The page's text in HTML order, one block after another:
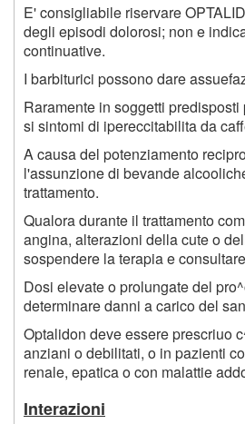
E' consigliabile riservare
degli episodi dolorosi; non e
continuative.
I barbiturici possono dare
Raramente in soggetti predisposti
si sintomi di ipereccitabilita da
A causa del potenziamento
l'assunzione di bevande
trattamento.
Qualora durante il trattamento
angina, alterazioni della cute o
sospendere la terapia e
Dosi elevate o prolungate del
determinare danni a carico del
Optalidon deve essere prescriuo
anziani o debilitati, o in pazienti
renale, epatica o con malattie
Interazioni